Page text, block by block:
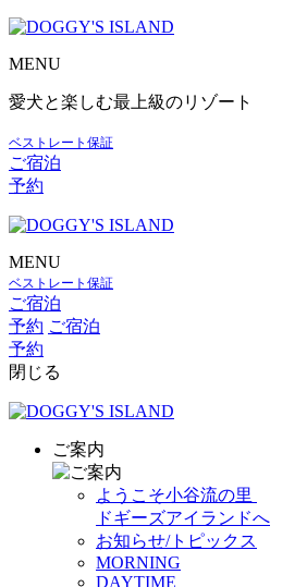
MENU
愛犬と楽しむ最上級のリゾート
ベストレート保証
ご宿泊
予約
MENU
ベストレート保証
ご宿泊
予約 ご宿泊
予約
閉じる
ご案内
ようこそ小谷流の里
ドギーズアイランドへ
お知らせ/トピックス
MORNING
DAYTIME